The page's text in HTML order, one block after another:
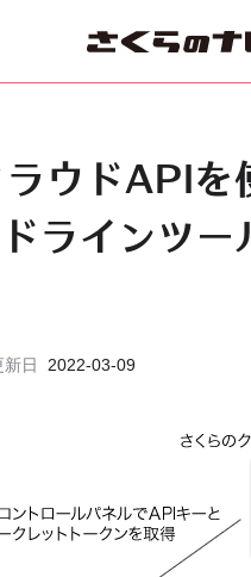
ウドAPIを
ラインツー
新日 2022-03-09